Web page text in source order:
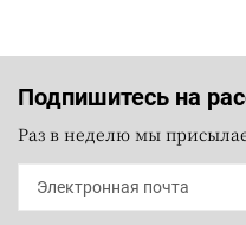
Подпишитесь на
Раз в неделю мы